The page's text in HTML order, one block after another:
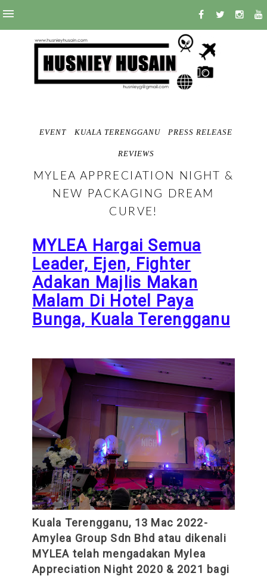
EVENT KUALA TERENGGANU PRESS RELEASE
REVIEWS
MYLEA APPRECIATION NIGHT &
NEW PACKAGING DREAM
CURVE!
MYLEA Hargai Semua
Leader, Ejen, Fighter
Adakan Majlis Makan
Malam Di Hotel Paya
Bunga, Kuala Terengganu
Kuala Terengganu, 13 Mac 2022-
Amylea Group Sdn Bhd atau dikenali
MYLEA telah mengadakan Mylea
Appreciation Night 2020 & 2021 bagi